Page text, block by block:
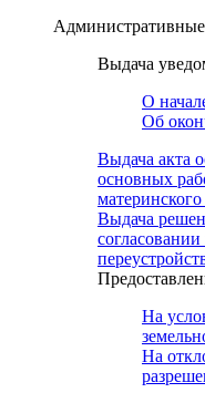
Выдача
О
Об
Выдача акта
основных
Выдача
На
На